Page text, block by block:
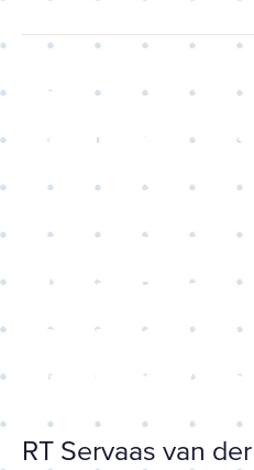
RT Servaas
@DellaVia:
muziektycoon
Kooten
Martin Garrix
Tegenwoordig
wi… https://
RT Servaas van